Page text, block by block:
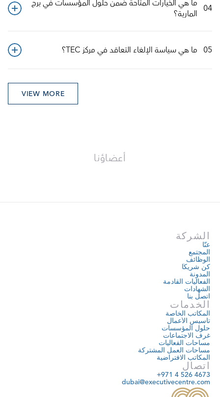
04 المارية؟
05 ما هي سياسة الإلغاء التعاقد في مركز TEC؟
VIEW MORE
أعضاؤنا
اتصال
+971 4 526 4673
dubai@executivecentre.com
الشركة
عنّا
المجتمع
الوظائف
كن شريكًا
المدونة
الفعاليات القادمة
الشهادات
اتصل بنا
الخدمات
المكاتب الخاصة
تأسيس الأعمال
حلول المؤسسات
غرف الاجتماعات
مساحات الفعاليات
مساحات العمل المشتركة
المكاتب الافتراضية